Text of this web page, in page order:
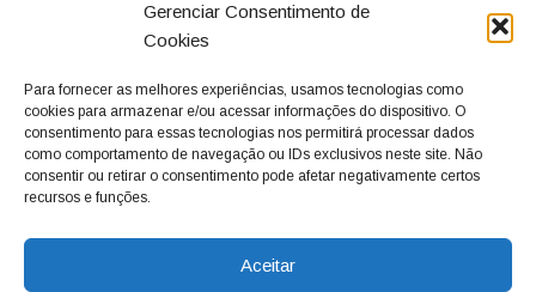
Gerenciar Consentimento de
Cookies
Para fornecer as melhores experiências, usamos tecnologias como
cookies para armazenar e/ou acessar informações do dispositivo. O
consentimento para essas tecnologias nos permitirá processar dados
como comportamento de navegação ou IDs exclusivos neste site. Não
consentir ou retirar o consentimento pode afetar negativamente certos
recursos e funções.
Aceitar
cidadãos valinhenses, já que naquela época só existiam
dois jornais. Há mais de 30 anos, o jornal continua
com o foco de trazer as melhores notícias. Nunca
deixamos de lado as necessidades do cidadão, sempre
questionando os órgãos públicos em busca de melhorias
para a cidade e sempre cobrando resoluções para casos